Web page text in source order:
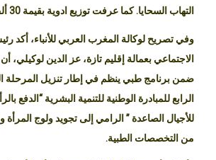
التهاب السحايا. كما عرفت توزيع ادوية بقيمة 30 ألف درهم.
وفي تصريح لوكالة المغرب العربي للأنباء، أكد
الاجتماعي بعمالة إقليم تازة، عز الدين لوكيلي،
ضمن برنامج طبي ينظم في إطار تنزيل المرحلة
الرابع للمبادرة الوطنية للتنمية البشرية “الدفع
للأجيال الصاعدة ” الرامي إلى تجويد ولوج
من التخصصات الطبية.